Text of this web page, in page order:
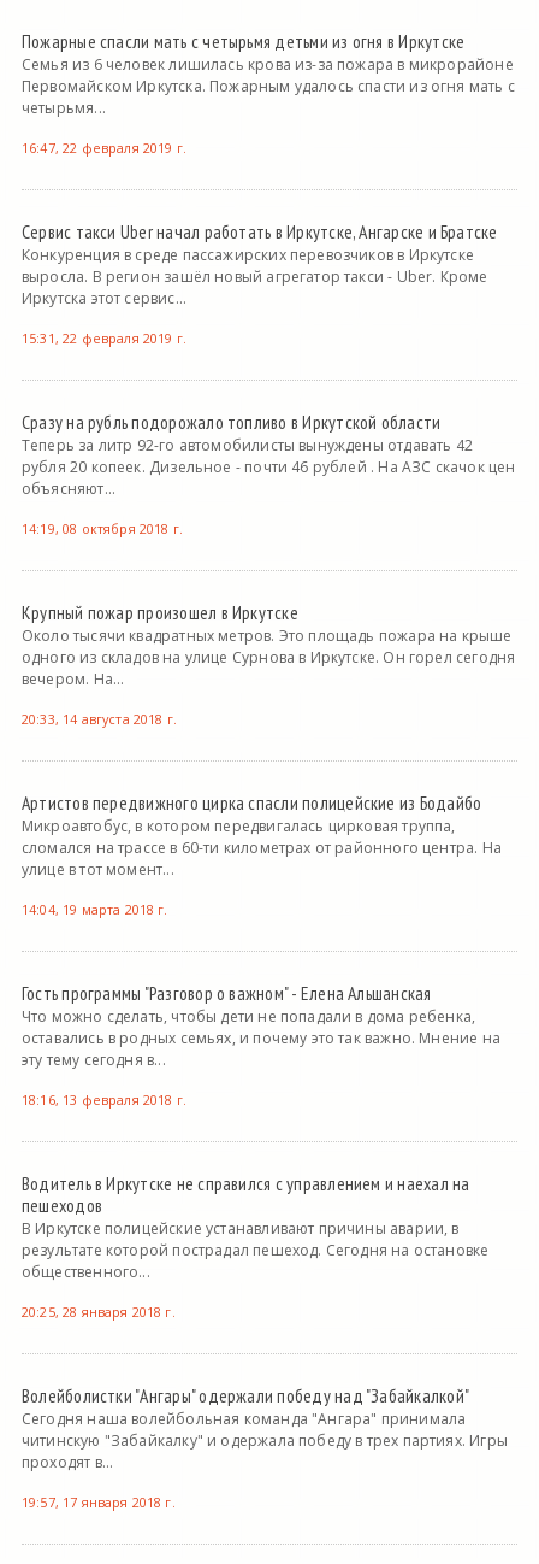
Пожарные спасли мать с четырьмя детьми из огня в Иркутске
Семья из 6 человек лишилась крова из-за пожара в микрорайоне
Первомайском Иркутска. Пожарным удалось спасти из огня мать с
четырьмя...
16:47, 22 февраля 2019 г.
Сервис такси Uber начал работать в Иркутске, Ангарске и Братске
Конкуренция в среде пассажирских перевозчиков в Иркутске
выросла. В регион зашёл новый агрегатор такси - Uber. Кроме
Иркутска этот сервис...
15:31, 22 февраля 2019 г.
Сразу на рубль подорожало топливо в Иркутской области
Теперь за литр 92-го автомобилисты вынуждены отдавать 42
рубля 20 копеек. Дизельное - почти 46 рублей . На АЗС скачок цен
объясняют...
14:19, 08 октября 2018 г.
Крупный пожар произошел в Иркутске
Около тысячи квадратных метров. Это площадь пожара на крыше
одного из складов на улице Сурнова в Иркутске. Он горел сегодня
вечером. На...
20:33, 14 августа 2018 г.
Артистов передвижного цирка спасли полицейские из Бодайбо
Микроавтобус, в котором передвигалась цирковая труппа,
сломался на трассе в 60-ти километрах от районного центра. На
улице в тот момент...
14:04, 19 марта 2018 г.
Гость программы "Разговор о важном" - Елена Альшанская
Что можно сделать, чтобы дети не попадали в дома ребенка,
оставались в родных семьях, и почему это так важно. Мнение на
эту тему сегодня в...
18:16, 13 февраля 2018 г.
Водитель в Иркутске не справился с управлением и наехал на
пешеходов
В Иркутске полицейские устанавливают причины аварии, в
результате которой пострадал пешеход. Сегодня на остановке
общественного...
20:25, 28 января 2018 г.
Волейболистки "Ангары" одержали победу над "Забайкалкой"
Сегодня наша волейбольная команда "Ангара" принимала
читинскую "Забайкалку" и одержала победу в трех партиях. Игры
проходят в...
19:57, 17 января 2018 г.